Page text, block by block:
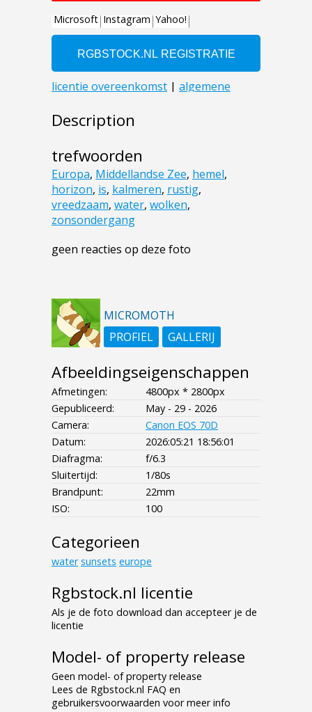
Description
trefwoorden
Europa, Middellandse Zee, hemel,
horizon, is, kalmeren, rustig,
vreedzaam, water, wolken,
zonsondergang
geen reacties op deze foto
MICROMOTH
PROFIEL
GALLERIJ
Afbeeldingseigenschappen
Afmetingen:
4800px * 2800px
Gepubliceerd:
May - 29 - 2026
Camera:
Canon EOS 70D
Datum:
2026:05:21 18:56:01
Diafragma:
f/6.3
Sluitertijd:
1/80s
Brandpunt:
22mm
ISO:
100
Categorieen
water sunsets europe
Rgbstock.nl licentie
Als je de foto download dan accepteer je de
licentie
Model- of property release
Geen model- of property release
Lees de Rgbstock.nl FAQ en
gebruikersvoorwaarden voor meer info